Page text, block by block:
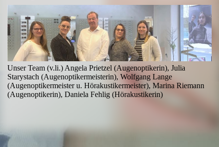
Unser Team (v.li.) Angela Prietzel (Augenoptikerin), Julia
Starystach (Augenoptikermeisterin), Wolfgang Lange
(Augenoptikermeister u. Hörakustikermeister), Marina Riemann
(Augenoptikerin), Daniela Fehlig (Hörakustikerin)